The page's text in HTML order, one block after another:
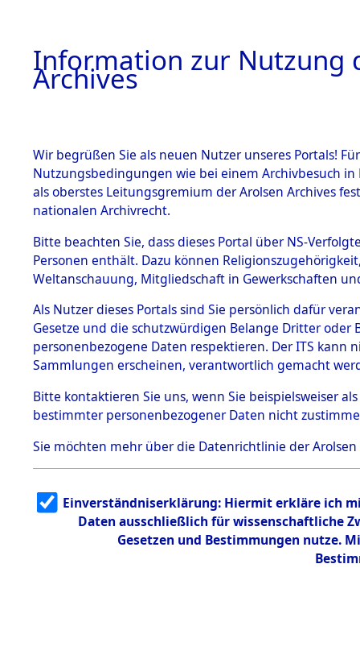
BESTÄNDE
1.
Inhaftierungsdoku
mente
1.2.9 Beim ITS
Effekten
1.2.9.1
Effekten aus
dem KZ
Dachau
Dokument
e
1.2.9.2
Effekten aus
dem KZ
Landesentsch
ädigungsamt
0003
Information zur Nutzung
Archives
Wir begrüßen Sie als neuen Nutzer unseres Portals!
Nutzungsbedingungen wie bei einem Archivbesuch
als oberstes Leitungsgremium der Arolsen Archives
nationalen Archivrecht.
Bitte beachten Sie, dass dieses Portal über NS-
Personen enthält. Dazu können
Weltanschauung, Mitgliedschaft in Gewerkschaften
Als Nutzer dieses Portals sind Sie persönlich dafür
Gesetze und die schutzwürdigen Belange Dritter
personenbezogene Daten respektieren. Der ITS
Sammlungen erscheinen, verantwortlich gemacht
Bitte kontaktieren Sie uns, wenn Sie beispielsweiser
bestimmter personenbezogener Daten nicht
Sie möchten mehr über die Datenrichtlinie der Arolsen
Einverständniserklärung: Hiermit erkläre ich
Daten ausschließlich für wissenschaftliche
Gesetzen und Bestimmungen nutze.